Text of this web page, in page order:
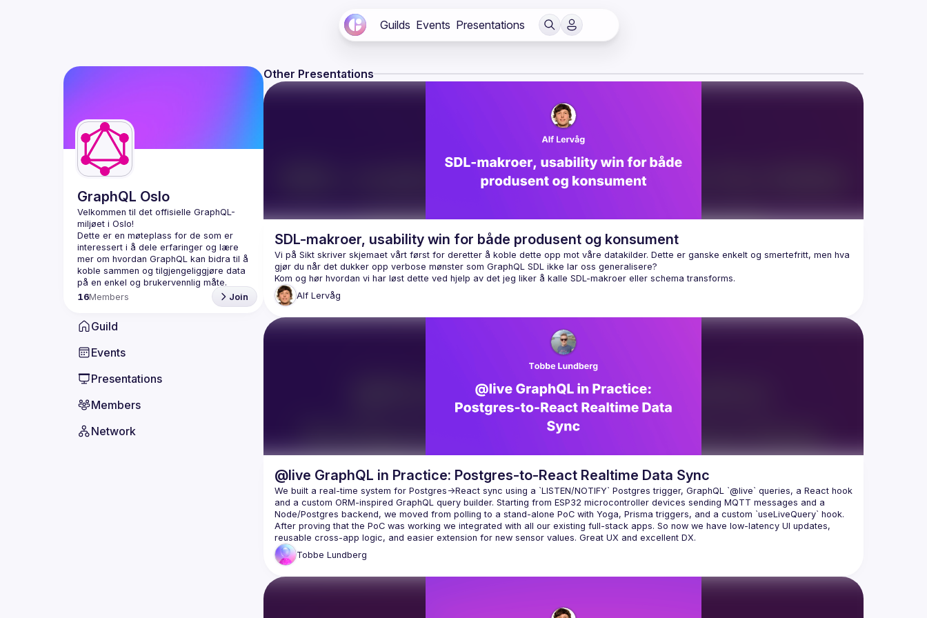
Guilds Events Presentations
GraphQL Oslo
Velkommen til det offisielle GraphQL-
Dette er en møteplass for de som er
interessert i å dele erfaringer og lære
mer om hvordan GraphQL kan bidra til å
koble sammen og tilgjengeliggjøre data
16Members Join
Guild
Events
Presentations
Members
Network
Other Presentations
SDL-makroer, usability win for både produsent og konsument
Vi på Sikt skriver skjemaet vårt først for deretter å koble dette opp mot våre datakilder. Dette er ganske enkelt og smertefritt, men hva
Alf Lervåg
@live GraphQL in Practice: Postgres-to-React Realtime Data Sync
We built a real-time system for Postgres→React sync using a `LISTEN/NOTIFY` Postgres trigger, GraphQL `@live` queries, a React hook
and a custom ORM-inspired GraphQL query builder. Starting from ESP32 microcontroller devices sending MQTT messages and a
Node/Postgres backend, we moved from polling to a stand-alone PoC with Yoga, Prisma triggers, and a custom `useLiveQuery` hook.
After proving that the PoC was working we integrated with all our existing full-stack apps. So now we have low-latency UI updates,
Tobbe Lundberg